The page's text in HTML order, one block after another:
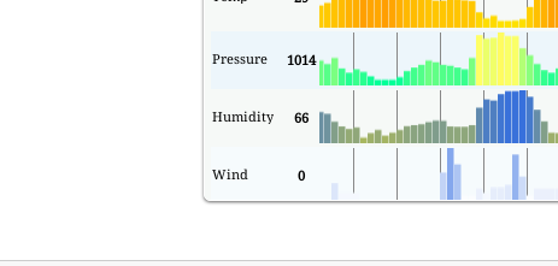
Pressure 1014
Humidity 66
Wind 0